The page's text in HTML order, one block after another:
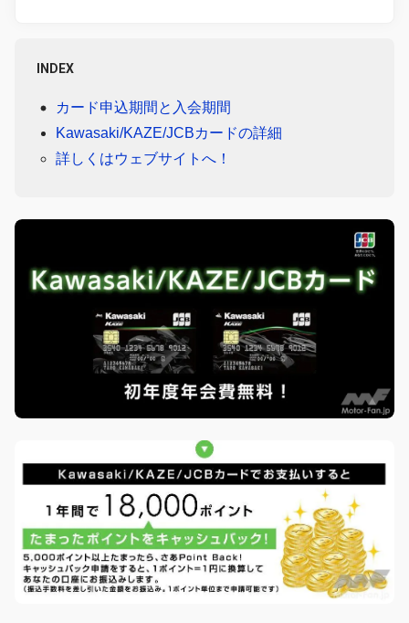
INDEX
カード申込期間と入会期間
Kawasaki/KAZE/JCBカードの詳細
詳しくはウェブサイトへ！